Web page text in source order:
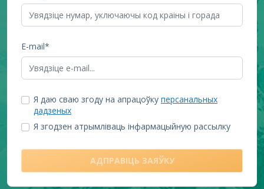
E-mail*
Я даю сваю згоду на апрацоўку персанальных
дадзеных
Я згодзен атрымліваць інфармацыйную рассылку
АДПРАВІЦЬ ЗАЯЎКУ